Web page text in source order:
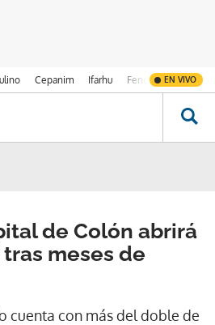
Cepanim Ifarhu Fenómeno de El
EN VIVO
de Colón abrirá
meses de
cuenta con más del doble de